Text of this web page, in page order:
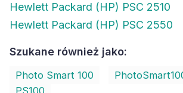
Hewlett Packard (HP) PSC 2510
Hewlett Packard (HP) PSC 2550
Szukane również jako:
Photo Smart 100
PS100